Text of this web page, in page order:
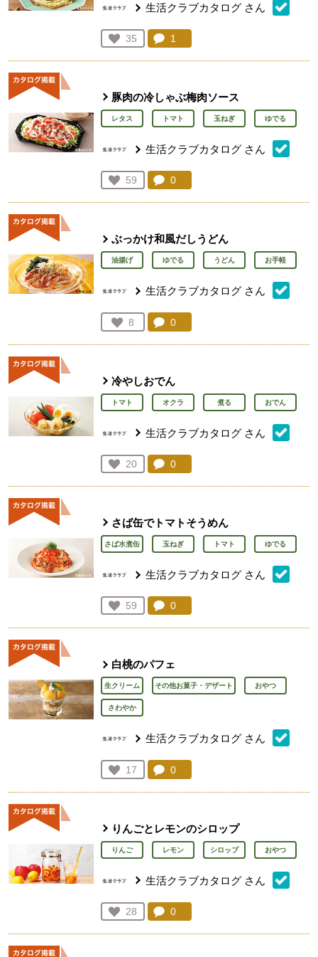
生活クラブカタログ さん
お気に入り登録：
35
人が登録
コメント：
1
豚肉の冷しゃぶ梅肉ソース
レタス トマト 玉ねぎ ゆでる
生活クラブカタログ さん
お気に入り登録：
59
人が登録
コメント：
0
ぶっかけ和風だしうどん
油揚げ ゆでる うどん お手軽
生活クラブカタログ さん
お気に入り登録：
8
人が登録
コメント：
0
冷やしおでん
トマト オクラ 煮る おでん
生活クラブカタログ さん
お気に入り登録：
20
人が登録
コメント：
0
さば缶でトマトそうめん
さば水煮缶 玉ねぎ トマト ゆでる
生活クラブカタログ さん
お気に入り登録：
59
人が登録
コメント：
0
白桃のパフェ
生クリーム その他お菓子・デザート おやつ
さわやか
生活クラブカタログ さん
お気に入り登録：
17
人が登録
コメント：
0
りんごとレモンのシロップ
りんご レモン シロップ おやつ
生活クラブカタログ さん
お気に入り登録：
28
人が登録
コメント：
0